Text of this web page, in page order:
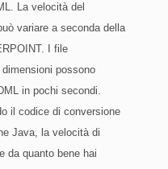
La velocità del
variare a seconda della
I file
possono
in pochi secondi.
il codice di conversione
Java, la velocità di
da quanto bene hai